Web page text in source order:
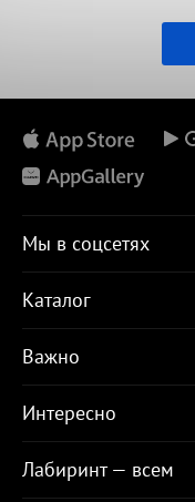
Мы в соцсетях
Каталог
Важно
Интересно
Лабиринт — всем